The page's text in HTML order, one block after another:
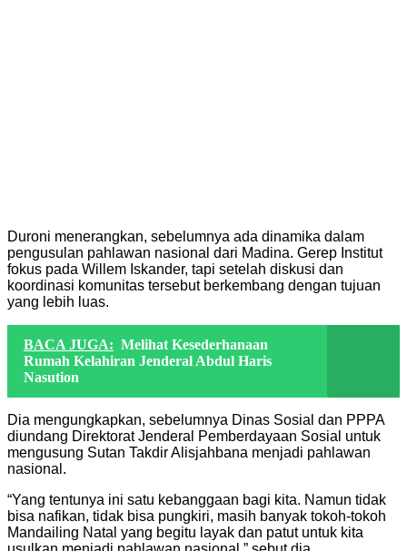
Duroni menerangkan, sebelumnya ada dinamika dalam
pengusulan pahlawan nasional dari Madina. Gerep Institut
fokus pada Willem Iskander, tapi setelah diskusi dan
koordinasi komunitas tersebut berkembang dengan tujuan
yang lebih luas.
BACA JUGA: Melihat Kesederhanaan
Rumah Kelahiran Jenderal Abdul Haris
Nasution
Dia mengungkapkan, sebelumnya Dinas Sosial dan PPPA
diundang Direktorat Jenderal Pemberdayaan Sosial untuk
mengusung Sutan Takdir Alisjahbana menjadi pahlawan
nasional.
“Yang tentunya ini satu kebanggaan bagi kita. Namun tidak
bisa nafikan, tidak bisa pungkiri, masih banyak tokoh-tokoh
Mandailing Natal yang begitu layak dan patut untuk kita